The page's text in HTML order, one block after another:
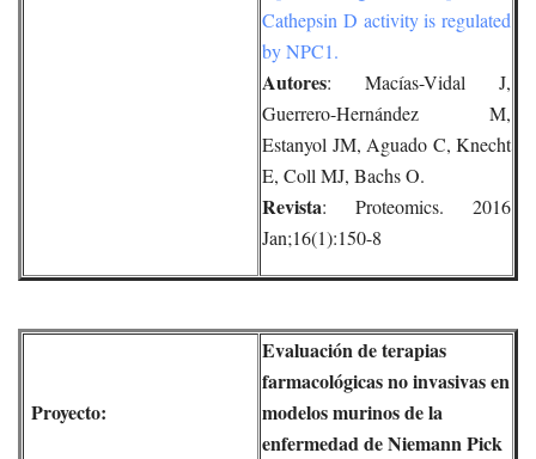
Cathepsin D activity is regulated
by NPC1.
Autores: Macías-Vidal J,
Guerrero-Hernández M,
Estanyol JM, Aguado C, Knecht
E, Coll MJ, Bachs O.
Revista: Proteomics. 2016
Jan;16(1):150-8
Proyecto:
Evaluación de terapias
farmacológicas no invasivas en
modelos murinos de la
enfermedad de Niemann Pick